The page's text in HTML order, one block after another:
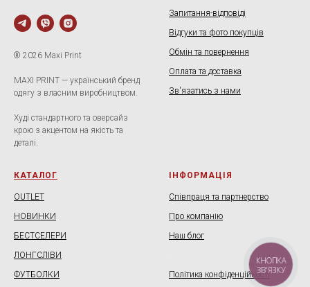
® 2026 Maxi Print
MAXI PRINT — український бренд
одягу з власним виробництвом.
Худі стандартного та оверсайз
крою з акцентом на якість та
деталі.
Запитання-відповіді
Відгуки та фото покупців
Обмін та повернення
Оплата та доставка
Зв'язатись з нами
КАТАЛОГ
OUTLET
НОВИНКИ
БЕСТСЕЛЕРИ
ЛОНГСЛІВИ
ФУТБОЛКИ
ІНФОРМАЦІЯ
Співпраця та партнерство
Про компанію
Наш блог
Політика конфіденційності
КНОПКА
ЗВ'ЯЗКУ